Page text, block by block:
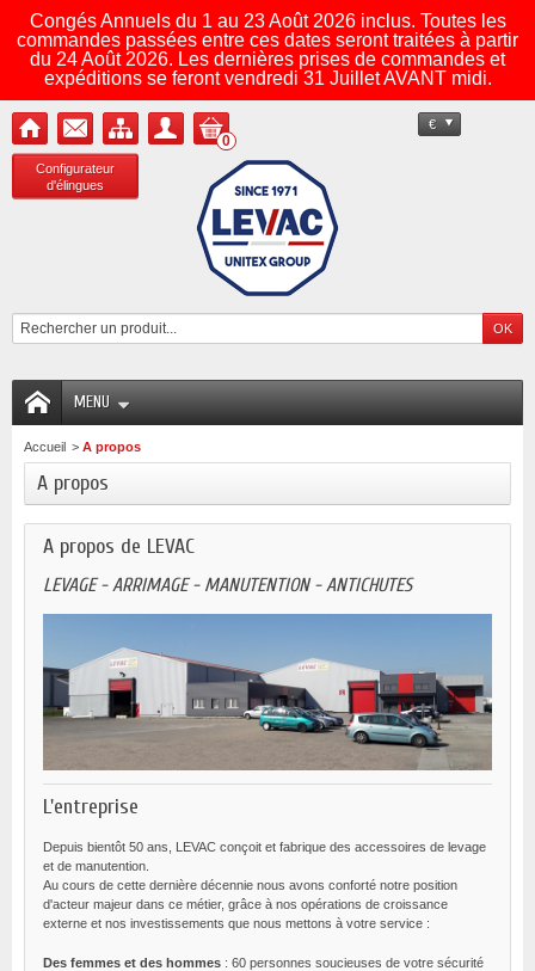
Congés Annuels du 1 au 23 Août 2026 inclus. Toutes les
commandes passées entre ces dates seront traitées à partir
du 24 Août 2026. Les dernières prises de commandes et
expéditions se feront vendredi 31 Juillet AVANT midi.
Configurateur
d'élingues
€
0
MENU
Accueil > A propos
A propos
A propos de LEVAC
LEVAGE - ARRIMAGE - MANUTENTION - ANTICHUTES
L'entreprise
Depuis bientôt 50 ans, LEVAC conçoit et fabrique des accessoires de levage
et de manutention.
Au cours de cette dernière décennie nous avons conforté notre position
d'acteur majeur dans ce métier, grâce à nos opérations de croissance
externe et nos investissements que nous mettons à votre service :
Des femmes et des hommes : 60 personnes soucieuses de votre sécurité